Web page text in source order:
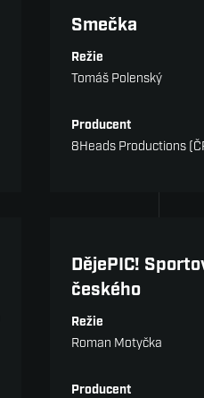
nominací do
Smečka
Režie
Tomáš Polenský
Producent
8Heads Productions
DějePIC!
českého
Režie
Roman Motyčka
Producent